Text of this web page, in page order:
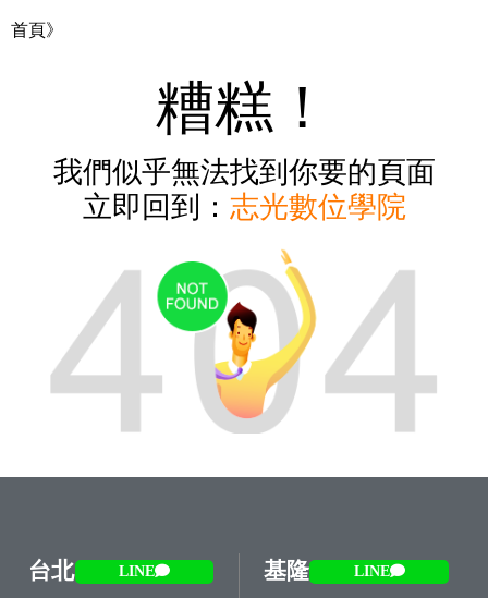
首頁》
糟糕！
我們似乎無法找到你要的頁面
立即回到： 志光數位學院
台北 LINE 基隆 LINE